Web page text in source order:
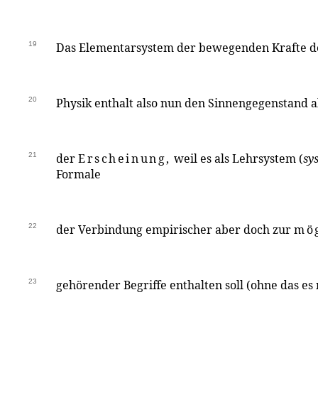
19 Das Elementarsystem der bewegenden Krafte
20 Physik enthalt also nun den
21 derErscheinung, weil es als Lehrsystem (
Formale
22 der Verbindung empirischer aber doch zur
23 gehörender Begriffe enthalten soll (ohne das